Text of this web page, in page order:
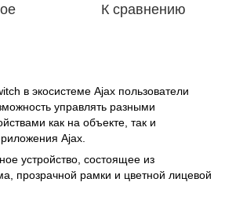
К сравнению
в экосистеме Ajax пользователи
управлять разными
как на объекте, так и
Ajax.
устройство, состоящее из
прозрачной рамки и цветной лицевой